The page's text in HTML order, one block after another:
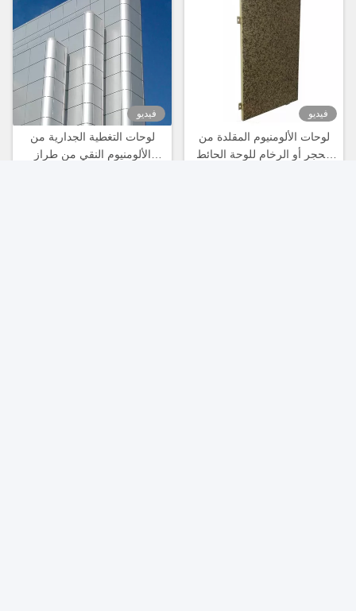
فيديو
لوحات التغطية الجدارية من
الألومنيوم النقي من طراز
فيديو
لوحات الألومنيوم المقلدة من
الحجر أو الرخام للوحة الحائط